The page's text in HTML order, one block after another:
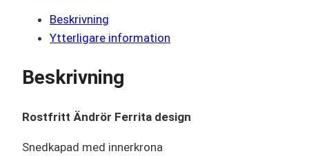
Beskrivning
Ytterligare information
Beskrivning
Rostfritt Ändrör Ferrita design
Snedkapad med innerkrona